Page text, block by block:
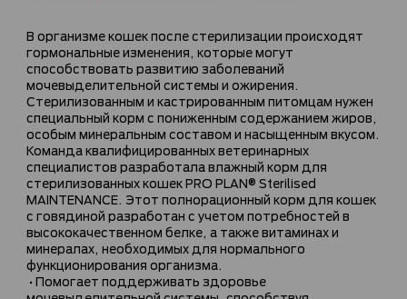
В организме кошек после стерилизации происходят
гормональные изменения, которые могут
способствовать развитию заболеваний
мочевыделительной системы и ожирения.
Стерилизованным и кастрированным питомцам нужен
специальный корм с пониженным содержанием жиров,
особым минеральным составом и насыщенным вкусом.
Команда квалифицированных ветеринарных
специалистов разработала влажный корм для
стерилизованных кошек PRO PLAN® Sterilised
MAINTENANCE. Этот полнорационный корм для кошек
с говядиной разработан с учетом потребностей в
высококачественном белке, а также витаминах и
минералах, необходимых для нормального
функционирования организма.
•Помогает поддерживать здоровье